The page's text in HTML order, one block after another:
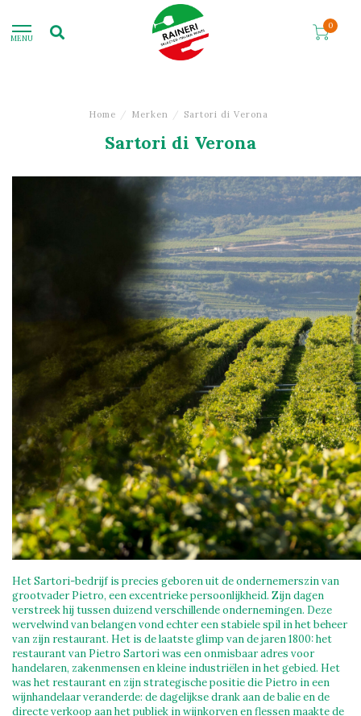
MENU
0
Home / Merken / Sartori di Verona
Sartori di Verona
Het Sartori-bedrijf is precies geboren uit de ondernemerszin van
grootvader Pietro, een excentrieke persoonlijkheid. Zijn dagen
verstreek hij tussen duizend verschillende ondernemingen. Deze
wervelwind van belangen vond echter een stabiele spil in het beheer
van zijn restaurant. Het is de laatste glimp van de jaren 1800: het
restaurant van Pietro Sartori was een onmisbaar adres voor
handelaren, zakenmensen en kleine industriëlen in het gebied. Het
was het restaurant en zijn strategische positie die Pietro in een
wijnhandelaar veranderde: de dagelijkse drank aan de balie en de
directe verkoop aan het publiek in wijnkorven en flessen maakte de